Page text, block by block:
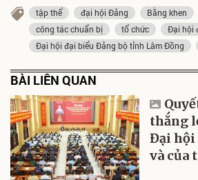
tập thể đại hội Đảng Bằng khen
công tác chuẩn bị
tổ chức
Đại hội
Đại hội đại biểu Đảng bộ tỉnh Lâm Đồng
BÀI LIÊN QUAN
thắng
Đại hội
và của